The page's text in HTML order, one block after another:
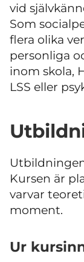
vid
Som
flera olika
personliga
inom skola,
LSS eller
Kursen är
varvar
moment.
Ur